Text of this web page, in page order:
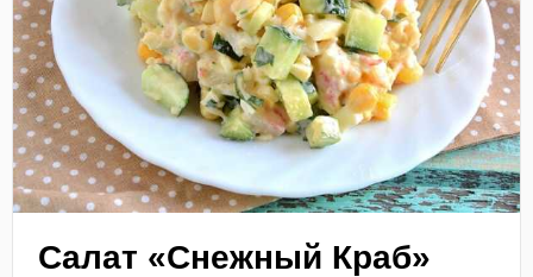
Салат «Снежный Краб»